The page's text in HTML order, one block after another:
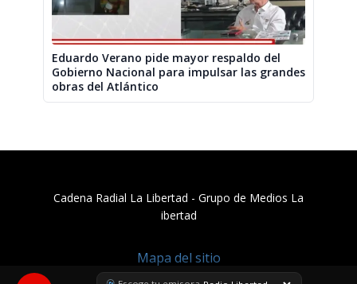
Eduardo Verano pide mayor respaldo del
Gobierno Nacional para impulsar las grandes
obras del Atlántico
Cadena Radial La Libertad​ - Grupo de Medios La
ibertad
Mapa del sitio